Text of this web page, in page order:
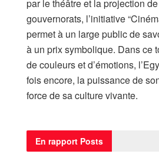
par le théâtre et la projection
gouvernorats, l’initiative
permet à un large public de
à un prix symbolique. Dans ce
de couleurs et d’émotions,
fois encore, la puissance de
force de sa culture vivante.
En rapport Posts